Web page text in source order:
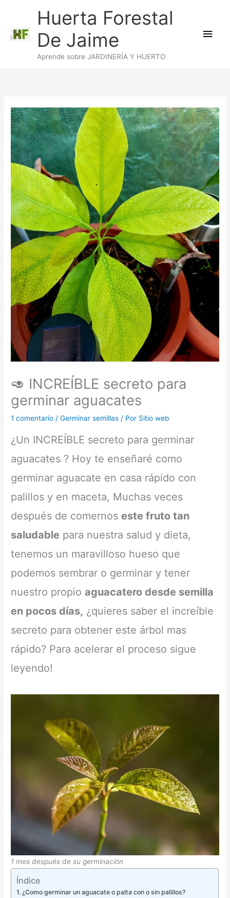
contenido
Huerta Forestal
De Jaime
Aprende sobre JARDINERÍA Y HUERTO
🥑 INCREÍBLE secreto para
germinar aguacates
1 comentario /Germinar semillas / Por Sitio web
¿Un INCREÍBLE secreto para germinar
aguacates ? Hoy te enseñaré como
germinar aguacate en casa rápido con
palillos y en maceta, Muchas veces
después de comernoseste fruto tan
saludable para nuestra salud y dieta,
tenemos un maravilloso hueso que
podemos sembrar o germinar y tener
nuestro propioaguacatero desde semilla
en pocos días, ¿quieres saber el increíble
secreto para obtener este árbol mas
rápido? Para acelerar el proceso sigue
leyendo!
1 mes después de su germinación
Índice
¿Como germinar un aguacate o palta con o sin palillos?